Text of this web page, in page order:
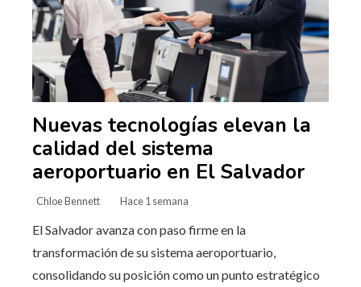
Nuevas tecnologías elevan la
calidad del sistema
aeroportuario en El Salvador
Chloe Bennett Hace 1 semana
El Salvador avanza con paso firme en la
transformación de su sistema aeroportuario,
consolidando su posición como un punto estratégico